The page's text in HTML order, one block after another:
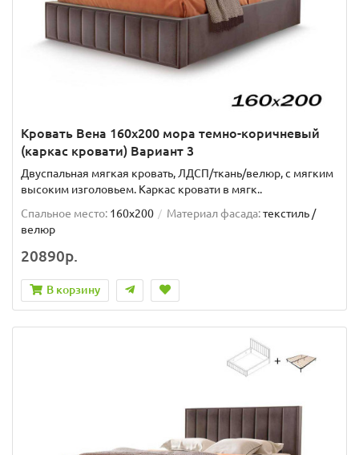
Кровать Вена 160х200 мора темно-коричневый
(каркас кровати) Вариант 3
Двуспальная мягкая кровать, ЛДСП/ткань/велюр, с мягким
высоким изголовьем. Каркас кровати в мягк..
Спальное место: 160x200 Материал фасада:текстиль /
велюр
20890р.
В корзину